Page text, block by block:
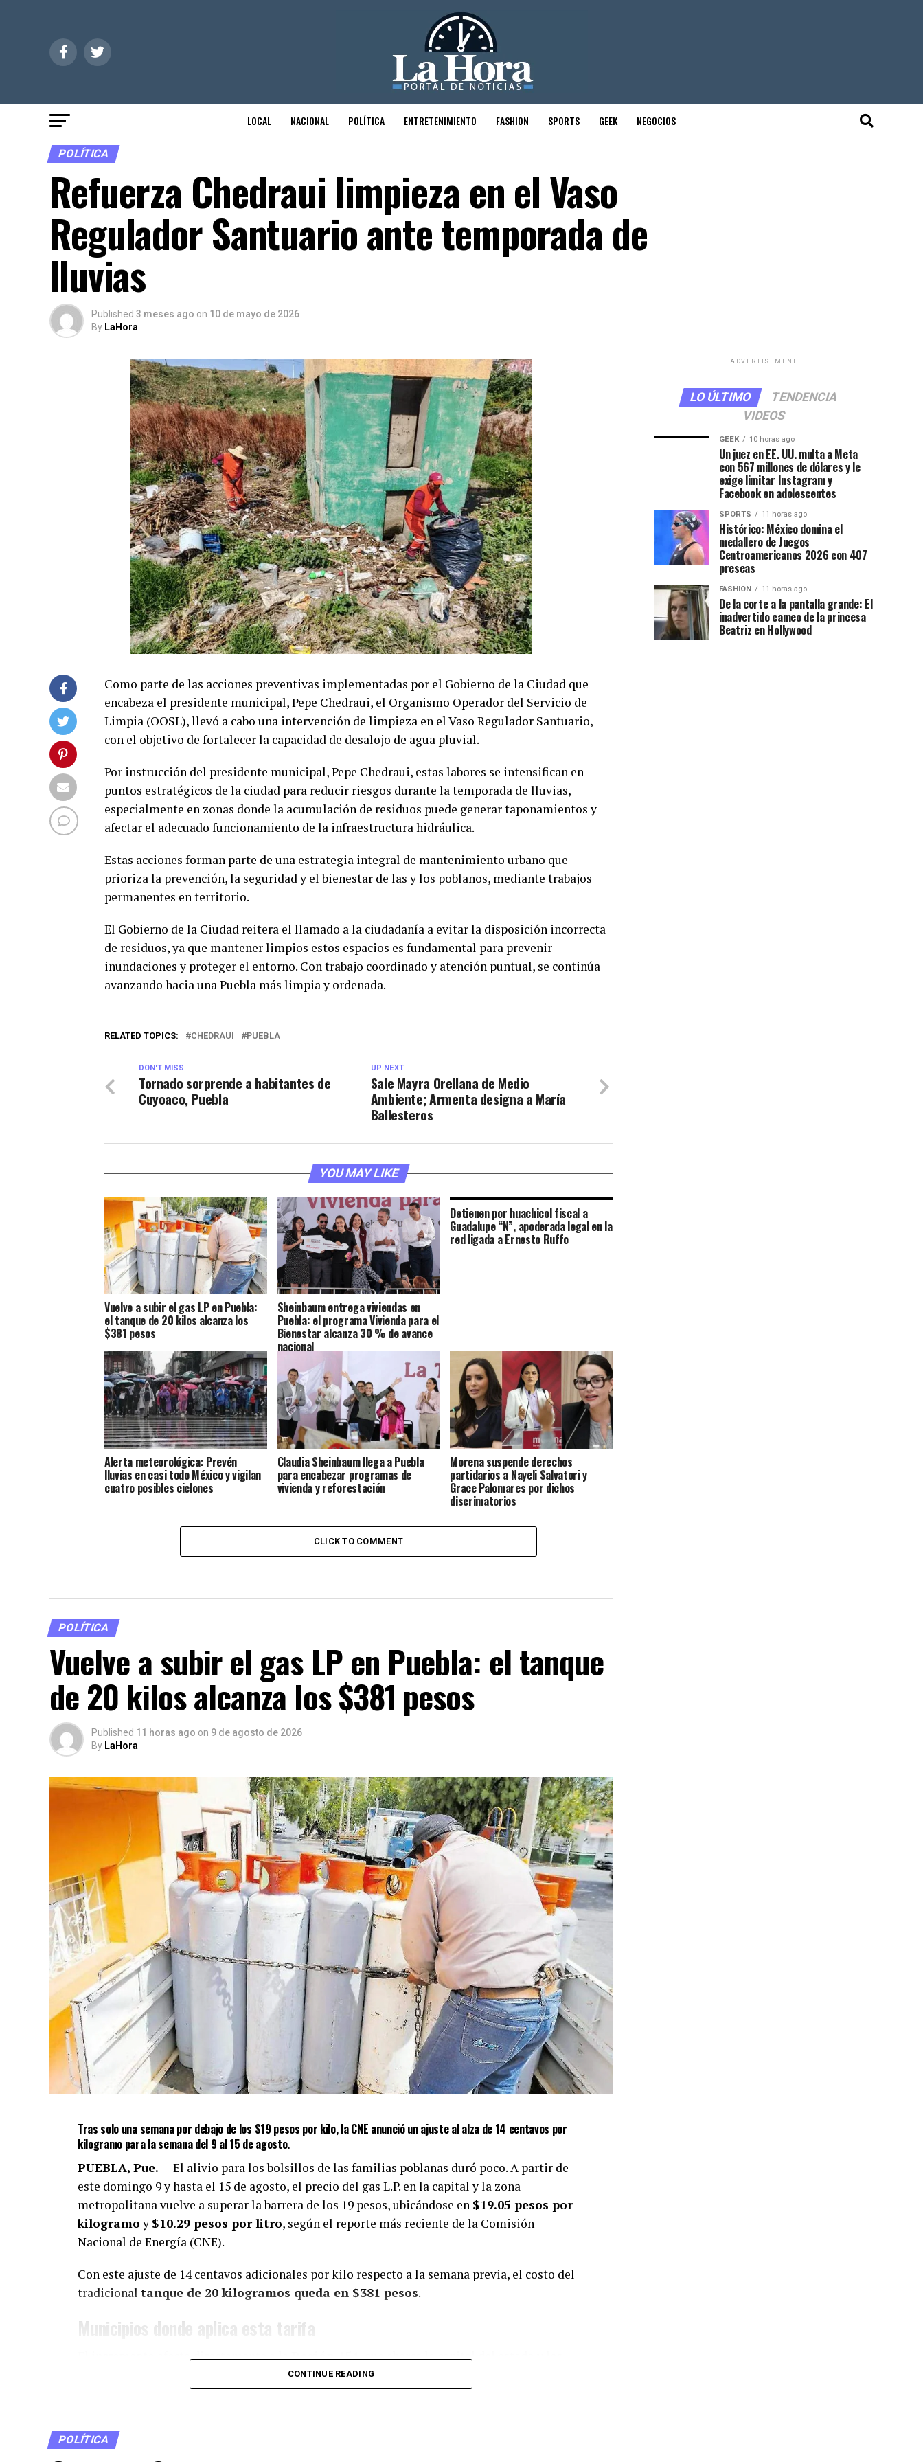
LOCAL NACIONAL POLÍTICA ENTRETENIMIENTO FASHION SPORTS GEEK NEGOCIOS
POLÍTICA
Refuerza Chedraui limpieza en el Vaso
Regulador Santuario ante temporada de
lluvias
Published 3 meses ago on 10 de mayo de 2026
By LaHora
Como parte de las acciones preventivas implementadas por el Gobierno de la Ciudad que
encabeza el presidente municipal, Pepe Chedraui, el Organismo Operador del Servicio de
Limpia (OOSL), llevó a cabo una intervención de limpieza en el Vaso Regulador Santuario,
con el objetivo de fortalecer la capacidad de desalojo de agua pluvial.
Por instrucción del presidente municipal, Pepe Chedraui, estas labores se intensifican en
puntos estratégicos de la ciudad para reducir riesgos durante la temporada de lluvias,
especialmente en zonas donde la acumulación de residuos puede generar taponamientos y
afectar el adecuado funcionamiento de la infraestructura hidráulica.
Estas acciones forman parte de una estrategia integral de mantenimiento urbano que
prioriza la prevención, la seguridad y el bienestar de las y los poblanos, mediante trabajos
permanentes en territorio.
El Gobierno de la Ciudad reitera el llamado a la ciudadanía a evitar la disposición incorrecta
de residuos, ya que mantener limpios estos espacios es fundamental para prevenir
inundaciones y proteger el entorno. Con trabajo coordinado y atención puntual, se continúa
avanzando hacia una Puebla más limpia y ordenada.
RELATED TOPICS: CHEDRAUI PUEBLA
UP NEXT
Sale Mayra Orellana de Medio
Ambiente; Armenta designa a María
Ballesteros
DON'T MISS
Tornado sorprende a habitantes de
Cuyoaco, Puebla
YOU MAY LIKE
Vuelve a subir el gas LP en Puebla:
el tanque de 20 kilos alcanza los
$381 pesos
Sheinbaum entrega viviendas en
Puebla: el programa Vivienda para el
Bienestar alcanza 30 % de avance
nacional
Detienen por huachicol fiscal a
Guadalupe “N”, apoderada legal en la
red ligada a Ernesto Ruffo
Alerta meteorológica: Prevén
lluvias en casi todo México y vigilan
cuatro posibles ciclones
Claudia Sheinbaum llega a Puebla
para encabezar programas de
vivienda y reforestación
Morena suspende derechos
partidarios a Nayeli Salvatori y
Grace Palomares por dichos
discrimatorios
CLICK TO COMMENT
POLÍTICA
Vuelve a subir el gas LP en Puebla: el tanque
de 20 kilos alcanza los $381 pesos
Published 11 horas ago on 9 de agosto de 2026
By LaHora
Tras solo una semana por debajo de los $19 pesos por kilo, la CNE anunció un ajuste al alza de 14 centavos por
kilogramo para la semana del 9 al 15 de agosto.
PUEBLA, Pue. — El alivio para los bolsillos de las familias poblanas duró poco. A partir de
este domingo 9 y hasta el 15 de agosto, el precio del gas L.P. en la capital y la zona
metropolitana vuelve a superar la barrera de los 19 pesos, ubicándose en $19.05 pesos por
kilogramoy $10.29 pesos por litro, según el reporte más reciente de la Comisión
Nacional de Energía (CNE).
Con este ajuste de 14 centavos adicionales por kilo respecto a la semana previa, el costo del
tradicional tanque de 20 kilogramos queda en $381 pesos.
Municipios donde aplica esta tarifa
El incremento afecta directamente a laRegión 154, que abarca la capital del estado y los
Área metropolitana:San Andrés Cholula, San Pedro Cholula, Santa Isabel Cholula, Cuautlancingo,
Zona conurbada y Valles:
CONTINUE READING
POLÍTICA
ADVERTISEMENT
LO ÚLTIMO
TENDENCIA
VIDEOS
GEEK 10 horas ago
Un juez en EE. UU. multa a Meta
con 567 millones de dólares y le
exige limitar Instagram y
Facebook en adolescentes
SPORTS 11 horas ago
Histórico: México domina el
medallero de Juegos
Centroamericanos 2026 con 407
preseas
FASHION 11 horas ago
De la corte a la pantalla grande: El
inadvertido cameo de la princesa
Beatriz en Hollywood